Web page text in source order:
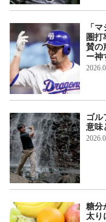
「
圏打
賛の
ー神
ゴル
意味
糖分
太り